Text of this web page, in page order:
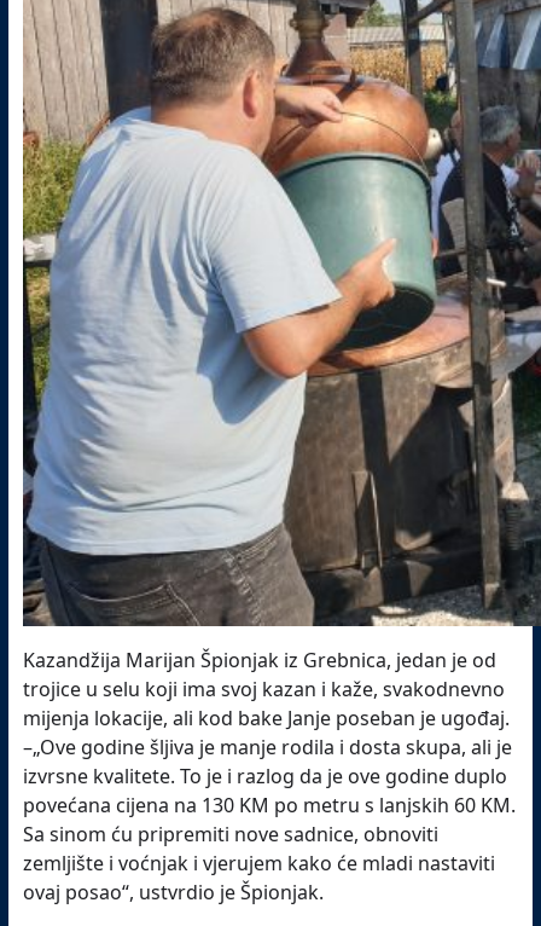
Kazandžija Marijan Špionjak iz Grebnica, jedan je od
trojice u selu koji ima svoj kazan i kaže, svakodnevno
mijenja lokacije, ali kod bake Janje poseban je ugođaj.
–„Ove godine šljiva je manje rodila i dosta skupa, ali je
izvrsne kvalitete. To je i razlog da je ove godine duplo
povećana cijena na 130 KM po metru s lanjskih 60 KM.
Sa sinom ću pripremiti nove sadnice, obnoviti
zemljište i voćnjak i vjerujem kako će mladi nastaviti
ovaj posao“, ustvrdio je Špionjak.